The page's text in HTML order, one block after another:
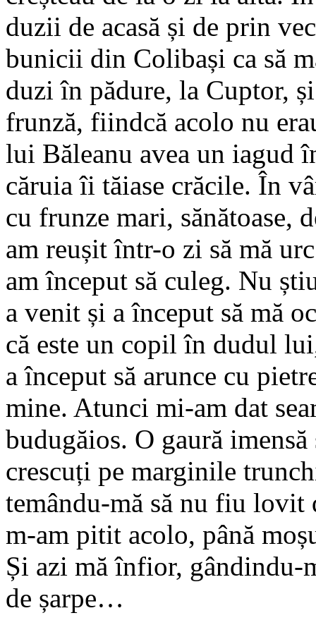
duzii de acasă și de prin
bunicii din Colibași ca să
duzi în pădure, la Cuptor,
frunză, fiindcă acolo nu
lui Băleanu avea un iagud
căruia îi tăiase crăcile. În
cu frunze mari, sănătoase,
am reușit într-o zi să mă
am început să culeg. Nu
a venit și a început să mă
că este un copil în dudul
a început să arunce cu
mine. Atunci mi-am dat
budugăios. O gaură
crescuți pe marginile
temându-mă să nu fiu lovit
m-am pitit acolo, până
Și azi mă înfior, gândindu-
de șarpe…